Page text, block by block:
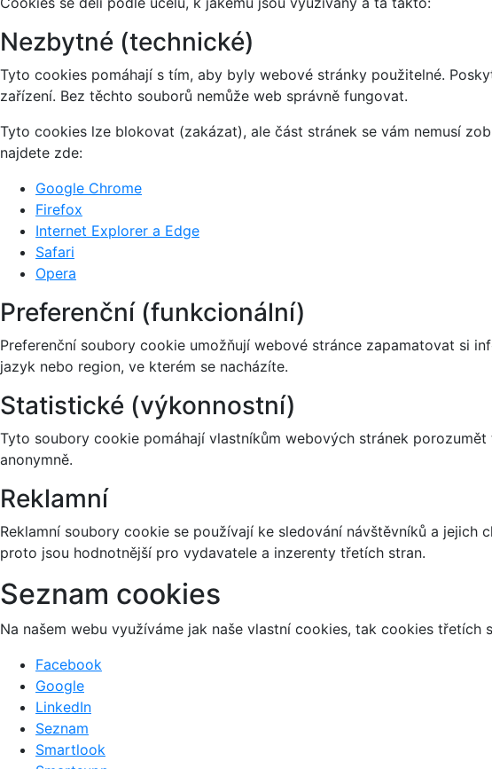
Nezbytné (technické)
Tyto cookies pomáhají s tím, aby byly webové stránky použitelné.
zařízení. Bez těchto souborů nemůže web správně fungovat.
Tyto cookies lze blokovat (zakázat), ale část stránek se vám nemusí
najdete zde:
Google Chrome
Firefox
Internet Explorer a Edge
Safari
Opera
Preferenční (funkcionální)
Preferenční soubory cookie umožňují webové stránce zapamatovat si
jazyk nebo region, ve kterém se nacházíte.
Statistické (výkonnostní)
Tyto soubory cookie pomáhají vlastníkům webových stránek
anonymně.
Reklamní
Reklamní soubory cookie se používají ke sledování návštěvníků a
proto jsou hodnotnější pro vydavatele a inzerenty třetích stran.
Seznam cookies
Na našem webu využíváme jak naše vlastní cookies, tak cookies
Facebook
Google
LinkedIn
Seznam
Smartlook